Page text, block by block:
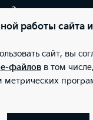
Заказать звонок
лица ООО «Черномор
с. Белоглинка ул.
ИНН: 9102008982; ОГРН:
(Фактический
301 08 80; ИНН:
деятельность на
работы сайта
сайт, вы
файлов в том
метрических